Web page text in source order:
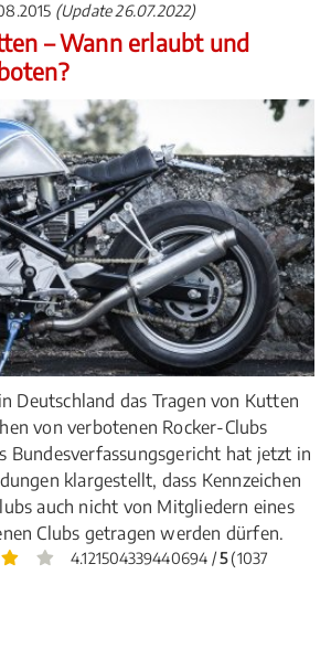
(Update 26.07.2022)
– Wann erlaubt und
Deutschland das Tragen von Kutten
von verbotenen Rocker-Clubs
Bundesverfassungsgericht hat jetzt in
klargestellt, dass Kennzeichen
auch nicht von Mitgliedern eines
Clubs getragen werden dürfen.
4.121504339440694 /5(1037